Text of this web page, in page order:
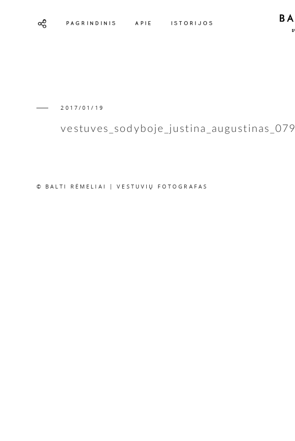
PAGRINDINIS APIE ISTORIJOS
2017/01/19
vestuves_sodyboje_justina_augustinas_079
© BALTI RĖMELIAI | VESTUVIŲ FOTOGRAFAS